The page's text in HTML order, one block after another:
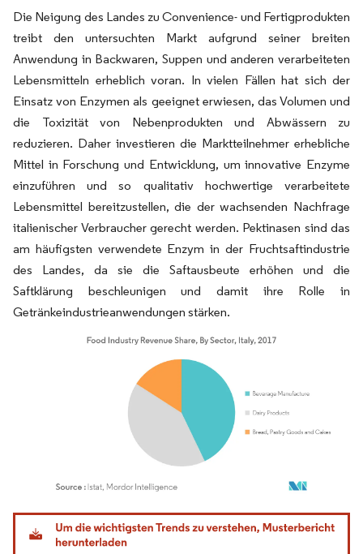
Die Neigung des Landes zu Convenience- und Fertigprodukten
treibt den untersuchten Markt aufgrund seiner breiten
Anwendung in Backwaren, Suppen und anderen verarbeiteten
Lebensmitteln erheblich voran. In vielen Fällen hat sich der
Einsatz von Enzymen als geeignet erwiesen, das Volumen und
die Toxizität von Nebenprodukten und Abwässern zu
reduzieren. Daher investieren die Marktteilnehmer erhebliche
Mittel in Forschung und Entwicklung, um innovative Enzyme
einzuführen und so qualitativ hochwertige verarbeitete
Lebensmittel bereitzustellen, die der wachsenden Nachfrage
italienischer Verbraucher gerecht werden. Pektinasen sind das
am häufigsten verwendete Enzym in der Fruchtsaftindustrie
des Landes, da sie die Saftausbeute erhöhen und die
Saftklärung beschleunigen und damit ihre Rolle in
Getränkeindustrieanwendungen stärken.
Bild © Mordor Intelligence. Wiederverwendung erfordert Namensnennung gemäß